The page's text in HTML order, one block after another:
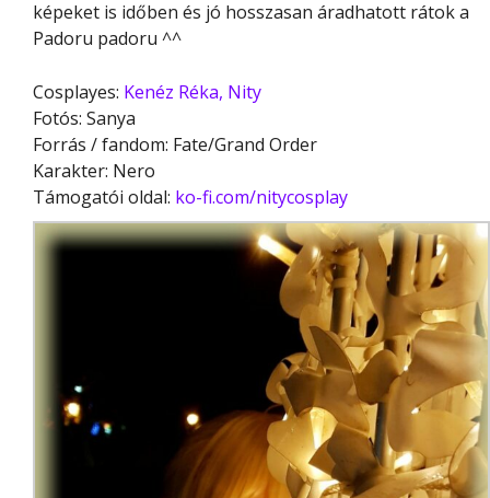
képeket is időben és jó hosszasan áradhatott rátok a
Padoru padoru ^^
Cosplayes: Kenéz Réka, Nity
Fotós: Sanya
Forrás / fandom: Fate/Grand Order
Karakter: Nero
Támogatói oldal: ko-fi.com/nitycosplay